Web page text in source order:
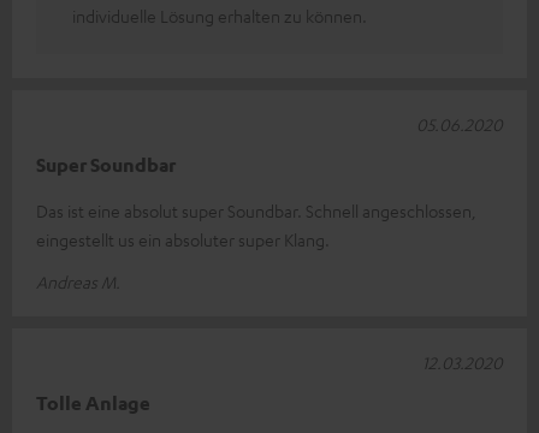
individuelle Lösung erhalten zu können.
Super Soundbar
Das ist eine absolut super Soundbar. Schnell angeschlossen,
eingestellt us ein absoluter super Klang.
Andreas M.
05.06.2020
Tolle Anlage
12.03.2020